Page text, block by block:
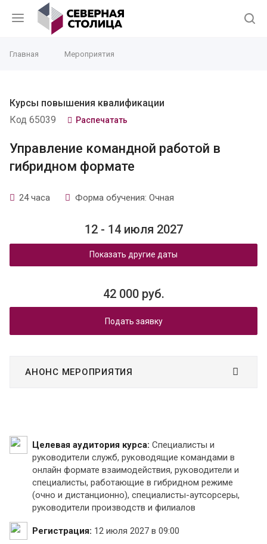
Главная Мероприятия
Курсы повышения квалификации
Код 65039
Распечатать
Управление командной работой в
гибридном формате
24 часа Форма обучения: Очная
12 - 14 июля 2027
Показать другие даты
42 000 руб.
Подать заявку
АНОНС МЕРОПРИЯТИЯ
Целевая аудитория курса: Специалисты и
руководители служб, руководящие командами в
онлайн формате взаимодействия, руководители и
специалисты, работающие в гибридном режиме
(очно и дистанционно), специалисты-аутсорсеры,
руководители производств и филиалов
Регистрация: 12 июля 2027 в 09:00